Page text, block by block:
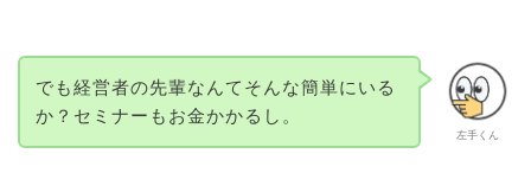
左手くん
でも経営者の先輩なんてそんな簡単にいる
か？セミナーもお金かかるし。